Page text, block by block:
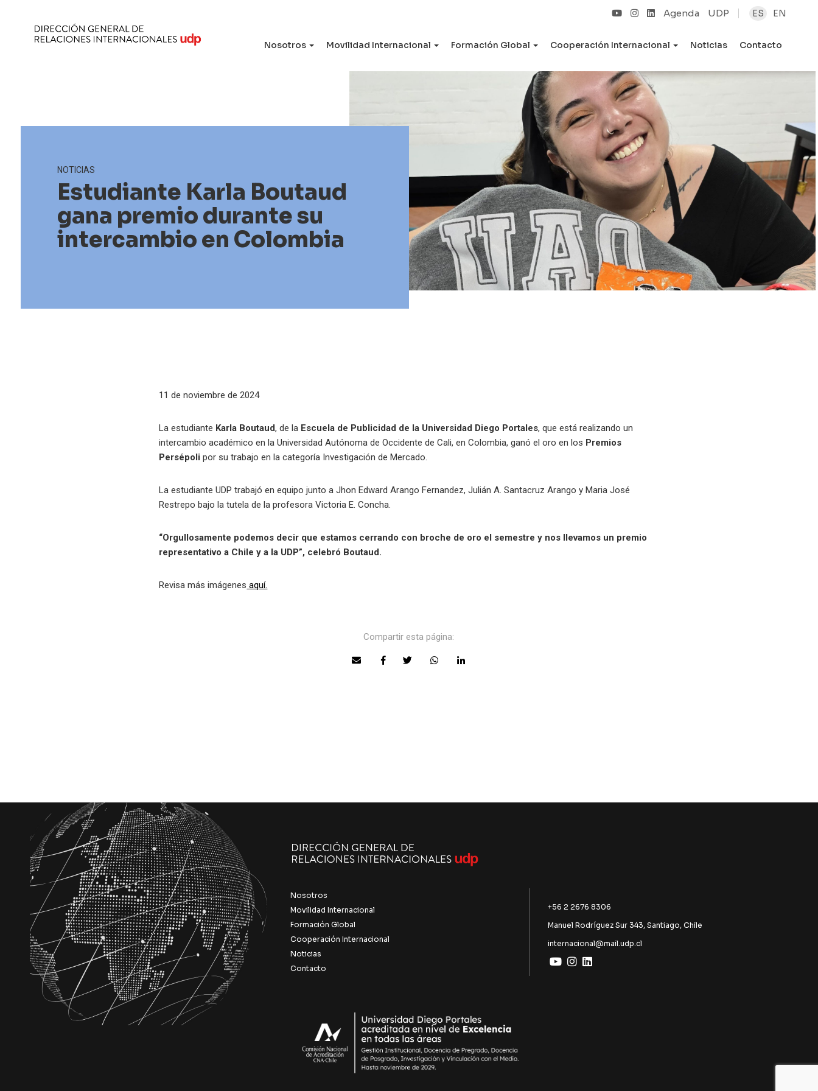
Agenda UDP ES EN
Nosotros Movilidad Internacional Formación Global Cooperación Internacional Noticias Contacto
NOTICIAS
Estudiante Karla Boutaud
gana premio durante su
intercambio en Colombia
11 de noviembre de 2024
La estudiante Karla Boutaud, de la Escuela de Publicidad de la Universidad Diego Portales, que está realizando un
intercambio académico en la Universidad Autónoma de Occidente de Cali, en Colombia, ganó el oro en los Premios
Persépoli por su trabajo en la categoría Investigación de Mercado.
La estudiante UDP trabajó en equipo junto a Jhon Edward Arango Fernandez, Julián A. Santacruz Arango y Maria José
Restrepo bajo la tutela de la profesora Victoria E. Concha.
“Orgullosamente podemos decir que estamos cerrando con broche de oro el semestre y nos llevamos un premio
representativo a Chile y a la UDP”, celebró Boutaud.
Revisa más imágenes aquí.
Compartir esta página:
Nosotros
Movilidad Internacional
Formación Global
Cooperación Internacional
Noticias
Contacto
+56 2 2676 8306
Manuel Rodríguez Sur 343, Santiago, Chile
internacional@mail.udp.cl